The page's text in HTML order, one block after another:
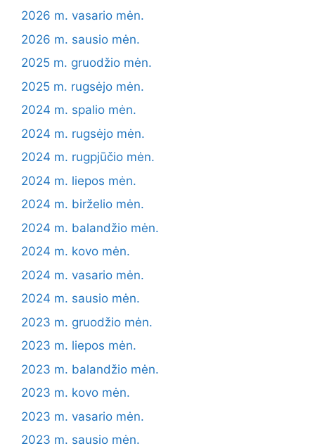
2026 m. vasario mėn.
2026 m. sausio mėn.
2025 m. gruodžio mėn.
2025 m. rugsėjo mėn.
2024 m. spalio mėn.
2024 m. rugsėjo mėn.
2024 m. rugpjūčio mėn.
2024 m. liepos mėn.
2024 m. birželio mėn.
2024 m. balandžio mėn.
2024 m. kovo mėn.
2024 m. vasario mėn.
2024 m. sausio mėn.
2023 m. gruodžio mėn.
2023 m. liepos mėn.
2023 m. balandžio mėn.
2023 m. kovo mėn.
2023 m. vasario mėn.
2023 m. sausio mėn.